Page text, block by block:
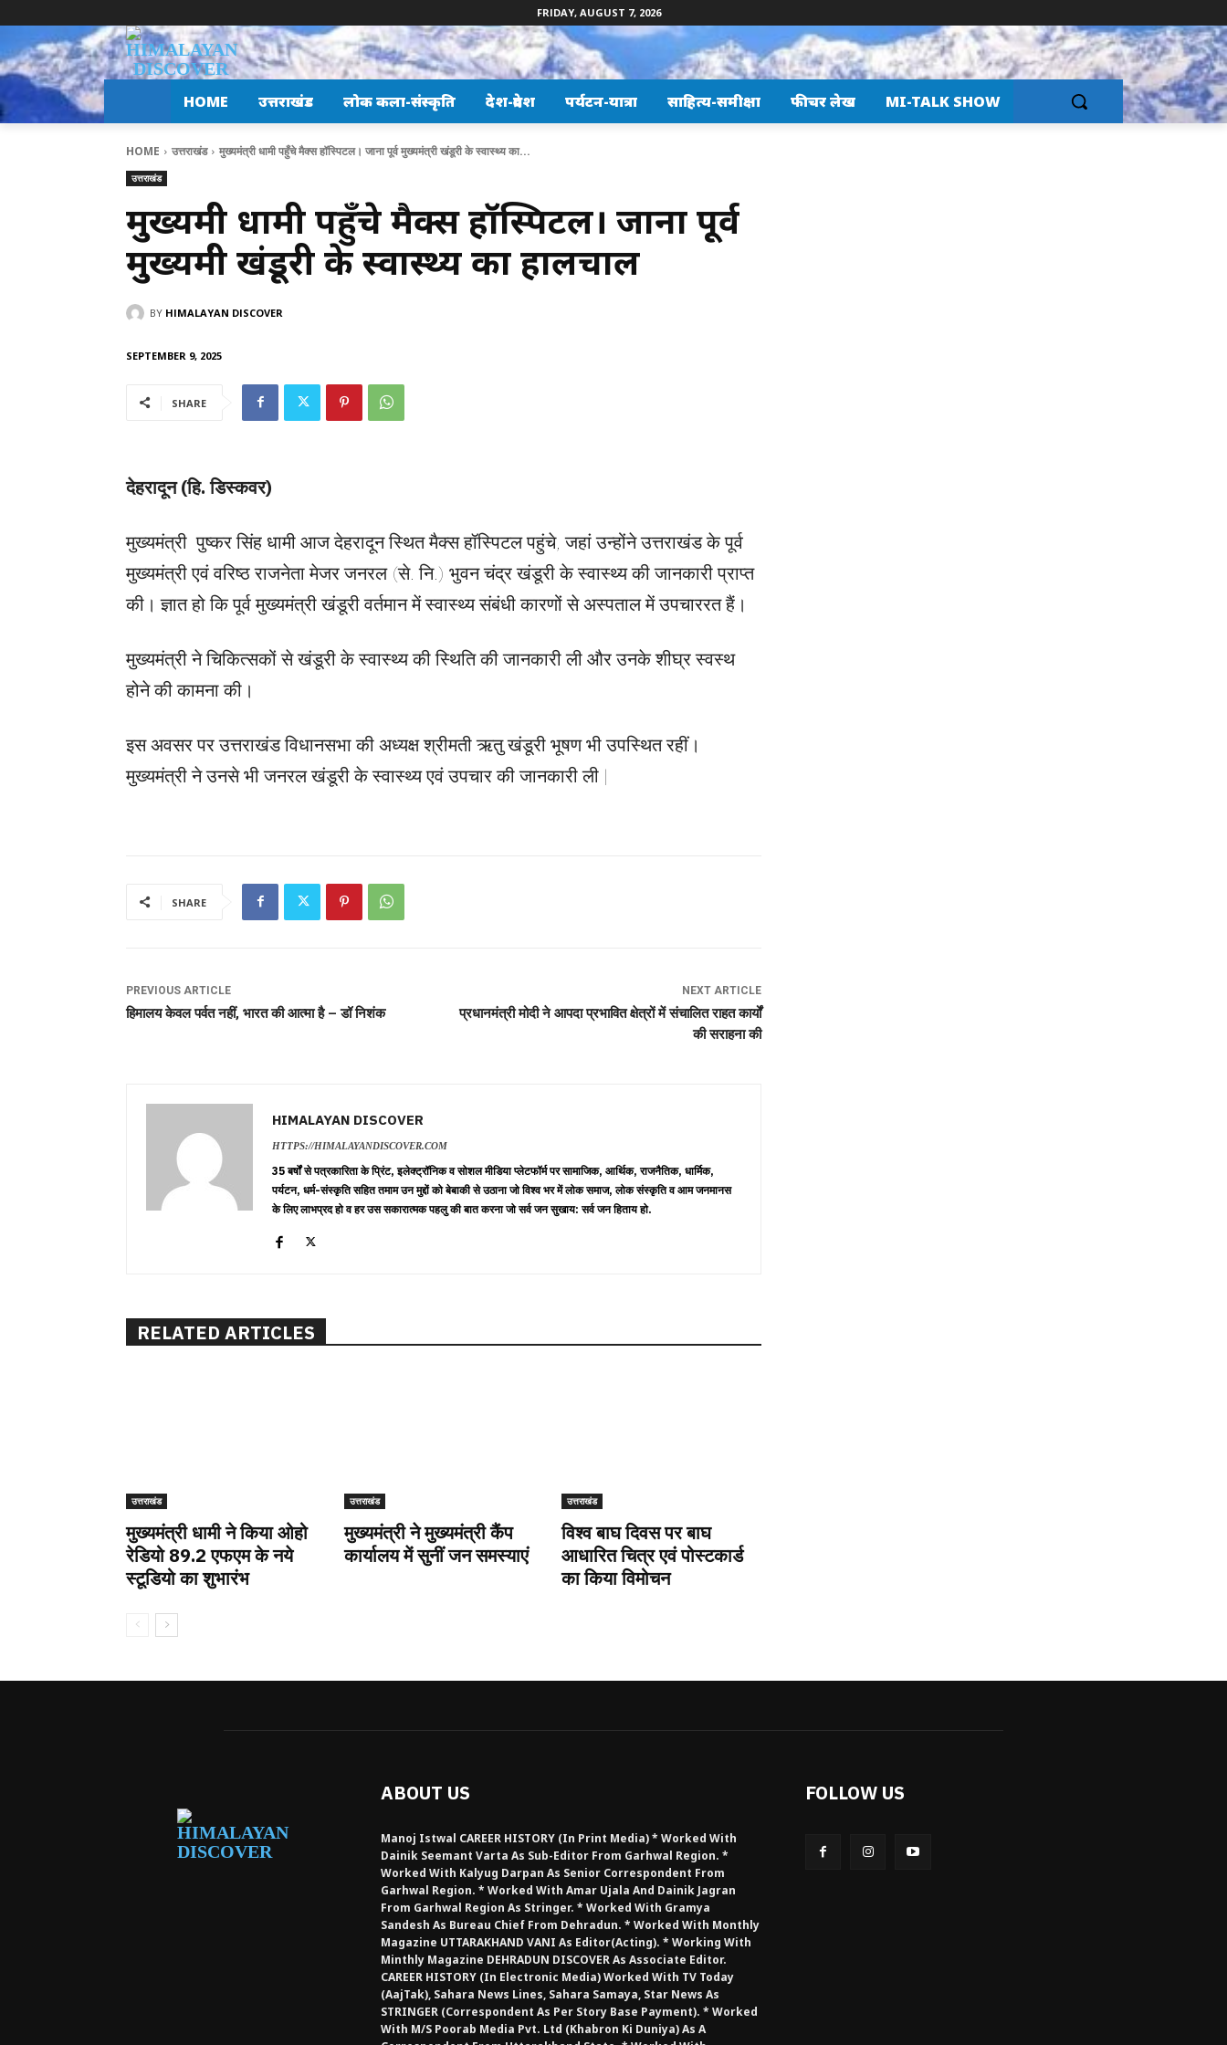
FRIDAY, AUGUST 7, 2026
HOME उत्तराखंड लोक कला-संस्कृति देश-प्रदेश पर्यटन-यात्रा साहित्य-समीक्षा फीचर लेख MI-TALK SHOW
HOME उत्तराखंड मुख्यमंत्री धामी पहुँचे मैक्स हॉस्पिटल। जाना पूर्व मुख्यमंत्री खंडूरी के स्वास्थ्य का...
उत्तराखंड
मुख्यमंत्री धामी पहुँचे मैक्स हॉस्पिटल। जाना पूर्व
मुख्यमंत्री खंडूरी के स्वास्थ्य का हालचाल
BY HIMALAYAN DISCOVER
SEPTEMBER 9, 2025
SHARE
देहरादून (हि. डिस्कवर)
मुख्यमंत्री पुष्कर सिंह धामी आज देहरादून स्थित मैक्स हॉस्पिटल पहुंचे, जहां उन्होंने उत्तराखंड के पूर्व
मुख्यमंत्री एवं वरिष्ठ राजनेता मेजर जनरल (से. नि.) भुवन चंद्र खंडूरी के स्वास्थ्य की जानकारी प्राप्त
की। ज्ञात हो कि पूर्व मुख्यमंत्री खंडूरी वर्तमान में स्वास्थ्य संबंधी कारणों से अस्पताल में उपचाररत हैं।
मुख्यमंत्री ने चिकित्सकों से खंडूरी के स्वास्थ्य की स्थिति की जानकारी ली और उनके शीघ्र स्वस्थ
होने की कामना की।
इस अवसर पर उत्तराखंड विधानसभा की अध्यक्ष श्रीमती ऋतु खंडूरी भूषण भी उपस्थित रहीं।
मुख्यमंत्री ने उनसे भी जनरल खंडूरी के स्वास्थ्य एवं उपचार की जानकारी ली |
SHARE
PREVIOUS ARTICLE
हिमालय केवल पर्वत नहीं, भारत की आत्मा है – डॉ निशंक
NEXT ARTICLE
प्रधानमंत्री मोदी ने आपदा प्रभावित क्षेत्रों में संचालित राहत कार्यों
की सराहना की
HIMALAYAN DISCOVER
HTTPS://HIMALAYANDISCOVER.COM
35 बर्षों से पत्रकारिता के प्रिंट, इलेक्ट्रॉनिक व सोशल मीडिया प्लेटफॉर्म पर सामाजिक, आर्थिक, राजनैतिक, धार्मिक,
पर्यटन, धर्म-संस्कृति सहित तमाम उन मुद्दों को बेबाकी से उठाना जो विश्व भर में लोक समाज, लोक संस्कृति व आम जनमानस
के लिए लाभप्रद हो व हर उस सकारात्मक पहलु की बात करना जो सर्व जन सुखाय: सर्व जन हिताय हो.
RELATED ARTICLES
उत्तराखंड
मुख्यमंत्री धामी ने किया ओहो
रेडियो 89.2 एफएम के नये
स्टूडियो का शुभारंभ
उत्तराखंड
मुख्यमंत्री ने मुख्यमंत्री कैंप
कार्यालय में सुनीं जन समस्याएं
उत्तराखंड
विश्व बाघ दिवस पर बाघ
आधारित चित्र एवं पोस्टकार्ड
का किया विमोचन
ABOUT US
Manoj Istwal CAREER HISTORY (in Print Media) * Worked With
Dainik Seemant Varta As Sub-Editor From Garhwal Region. *
Worked With Kalyug Darpan As Senior Correspondent From
Garhwal Region. * Worked With Amar Ujala And Dainik Jagran
From Garhwal Region As Stringer. * Worked With Gramya
Sandesh As Bureau Chief From Dehradun. * Worked With Monthly
Magazine UTTARAKHAND VANI As Editor(Acting). * Working With
Minthly Magazine DEHRADUN DISCOVER As Associate Editor.
CAREER HISTORY (in Electronic Media) Worked With TV Today
(AajTak), Sahara News Lines, Sahara Samaya, Star News As
STRINGER (Correspondent As Per Story Base Payment). * Worked
With M/S Poorab Media Pvt. Ltd (Khabron Ki Duniya) As A
FOLLOW US